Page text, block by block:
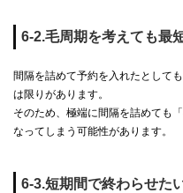
6-2.毛周期を考えても最
間隔を詰めて予約を入れたとして
は限りがあります。
そのため、極端に間隔を詰めても
なってしまう可能性があります。
6-3.短期間で終わらせた